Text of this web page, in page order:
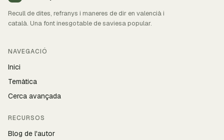
Recull de dites, refranys i maneres de dir en valencià i
català. Una font inesgotable de saviesa popular.
NAVEGACIÓ
Inici
Temàtica
Cerca avançada
RECURSOS
Blog de l'autor